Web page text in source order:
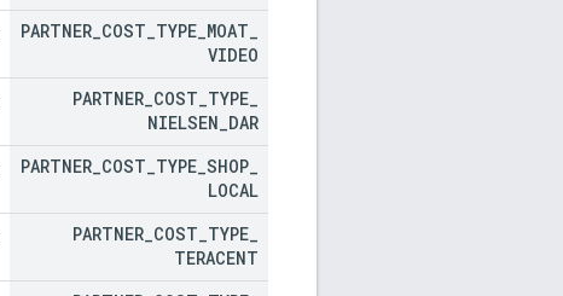
PARTNER COST TYPE MOAT
VIDEO
PARTNER COST TYPE
NIELSEN DAR
PARTNER COST TYPE SHOP
LOCAL
PARTNER COST TYPE
TERACENT